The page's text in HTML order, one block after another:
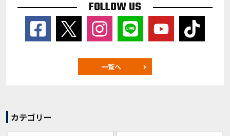
FOLLOW US
一覧へ
カテゴリー